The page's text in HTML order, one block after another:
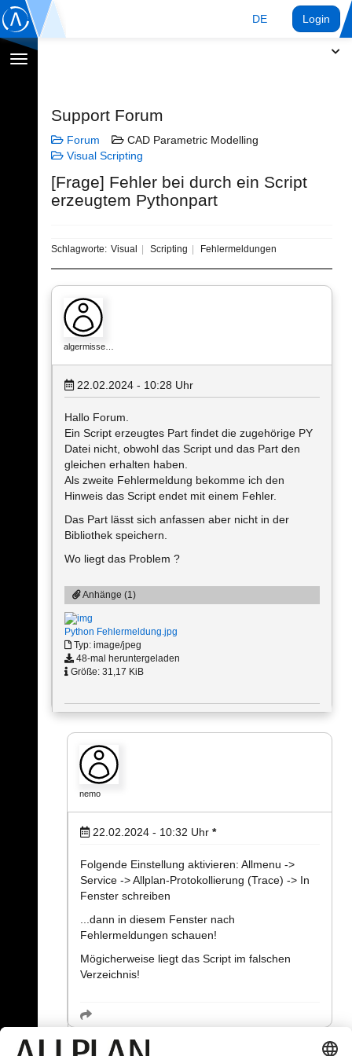
DE Login
Navigation
Support Forum
Forum
CAD Parametric Modelling
Visual Scripting
[Frage] Fehler bei durch ein Script
erzeugtem Pythonpart
Schlagworte: Visual Scripting Fehlermeldungen
algermisse…
22.02.2024 - 10:28 Uhr
Hallo Forum.
Ein Script erzeugtes Part findet die zugehörige PY
Datei nicht, obwohl das Script und das Part den
gleichen erhalten haben.
Als zweite Fehlermeldung bekomme ich den
Hinweis das Script endet mit einem Fehler.
Das Part lässt sich anfassen aber nicht in der
Bibliothek speichern.
Wo liegt das Problem ?
Anhänge (1)
Python Fehlermeldung.jpg
Typ: image/jpeg
48-mal heruntergeladen
Größe: 31,17 KiB
nemo
22.02.2024 - 10:32 Uhr *
Folgende Einstellung aktivieren: Allmenu ->
Service -> Allplan-Protokollierung (Trace) -> In
Fenster schreiben
...dann in diesem Fenster nach
Fehlermeldungen schauen!
Mögicherweise liegt das Script im falschen
Verzeichnis!